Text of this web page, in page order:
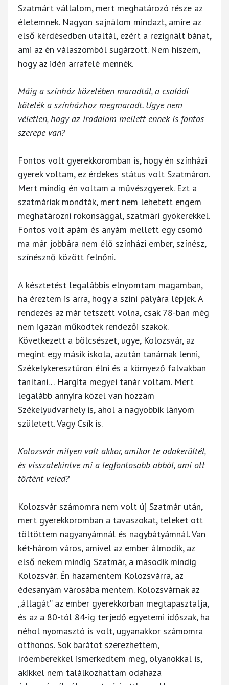
Szatmárt vállalom, mert meghatározó része az
életemnek. Nagyon sajnálom mindazt, amire az
első kérdésedben utaltál, ezért a rezignált bánat,
ami az én válaszomból sugárzott. Nem hiszem,
hogy az idén arrafelé mennék.
Máig a színház közelében maradtál, a családi
kötelék a színházhoz megmaradt. Ugye nem
véletlen, hogy az irodalom mellett ennek is fontos
szerepe van?
Fontos volt gyerekkoromban is, hogy én színházi
gyerek voltam, ez érdekes státus volt Szatmáron.
Mert mindig én voltam a művészgyerek. Ezt a
szatmáriak mondták, mert nem lehetett engem
meghatározni rokonsággal, szatmári gyökerekkel.
Fontos volt apám és anyám mellett egy csomó
ma már jobbára nem élő színházi ember, színész,
színésznő között felnőni.
A késztetést legalábbis elnyomtam magamban,
ha éreztem is arra, hogy a színi pályára lépjek. A
rendezés az már tetszett volna, csak 78-ban még
nem igazán működtek rendezői szakok.
Következett a bölcsészet, ugye, Kolozsvár, az
megint egy másik iskola, azután tanárnak lenni,
Székelykeresztúron élni és a környező falvakban
tanítani… Hargita megyei tanár voltam. Mert
legalább annyira közel van hozzám
Székelyudvarhely is, ahol a nagyobbik lányom
született. Vagy Csík is.
Kolozsvár milyen volt akkor, amikor te odakerültél,
és visszatekintve mi a legfontosabb abból, ami ott
történt veled?
Kolozsvár számomra nem volt új Szatmár után,
mert gyerekkoromban a tavaszokat, teleket ott
töltöttem nagyanyámnál és nagybátyámnál. Van
két-három város, amivel az ember álmodik, az
első nekem mindig Szatmár, a második mindig
Kolozsvár. Én hazamentem Kolozsvárra, az
édesanyám városába mentem. Kolozsvárnak az
„állagát” az ember gyerekkorban megtapasztalja,
és az a 80-tól 84-ig terjedő egyetemi időszak, ha
néhol nyomasztó is volt, ugyanakkor számomra
otthonos. Sok barátot szerezhettem,
íróemberekkel ismerkedtem meg, olyanokkal is,
akikkel nem találkozhattam odahaza